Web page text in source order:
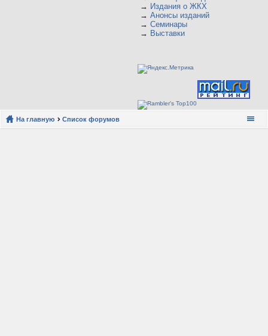
→ Издания о ЖКХ
→ Анонсы изданий
→ Семинары
→ Выставки
На главную Список форумов